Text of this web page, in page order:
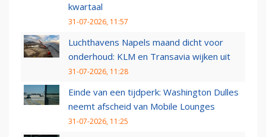
kwartaal
31-07-2026, 11:57
Luchthavens Napels maand dicht voor
onderhoud: KLM en Transavia wijken uit
31-07-2026, 11:28
Einde van een tijdperk: Washington Dulles
neemt afscheid van Mobile Lounges
31-07-2026, 11:25